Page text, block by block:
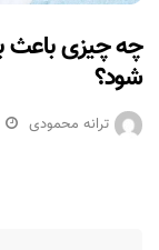
چه چیزی باعث
شود؟
ترانه محمودی